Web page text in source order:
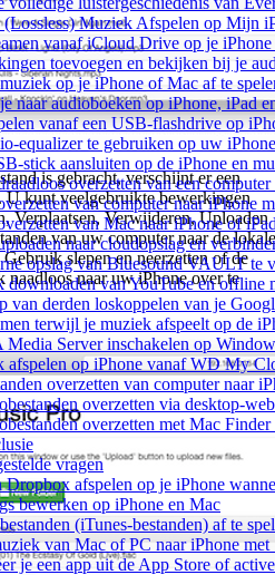
Muziek Afspelen op Mijn
vanaf iCloud Drive op je
toevoegen en bekijken bij je
op je iPhone of Mac af te
naar audioboeken op iPhone, iPad
vanaf een USB-flashdrive op
equalizer te gebruiken op uw
stick aansluiten op de iPhone en
overzetten van een
van computer naar iPhone
van Mac naar iPhone of
naar cloudopslag en
opslag van Bluesound VAULT te
downloaden van YouTube en offline
van derden loskoppelen van je
terwijl je muziek afspeelt op de
Server inschakelen op
afspelen op iPhone vanaf WD My
overzetten van computer naar
overzetten via desktop-
overzetten met Mac
vragen
afspelen op je iPhone
bewerken op iPhone en Mac
(iTunes-bestanden) af te
van Mac of PC naar iPhone
je een app uit de App Store of
is gebracht, verschijnt er een
U kunt veelgebruikte bewerkingen
Verplaatsen, Verwijderen, Uploaden
van uw computer naar de lokale
slepen en neerzetten of de
naar uw iPhone over te